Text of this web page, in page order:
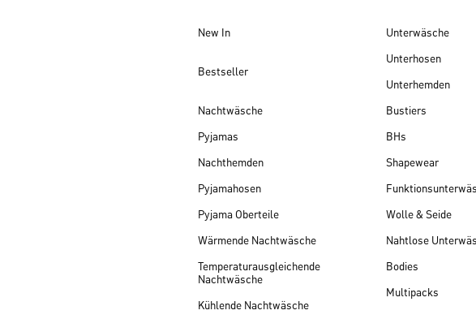
New In
Bestseller
Nachtwäsche
Pyjamas
Nachthemden
Pyjamahosen
Pyjama Oberteile
Wärmende Nachtwäsche
Temperaturausgleichende
Nachtwäsche
Kühlende Nachtwäsche
Unterwäsche
Unterhosen
Unterhemden
Bustiers
BHs
Shapewear
Wolle & Seide
Nahtlose
Bodies
Multipacks